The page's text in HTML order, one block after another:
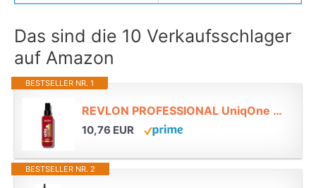
Das sind die 10 Verkaufsschlager
auf Amazon
BESTSELLER NR. 1
REVLON PROFESSIONAL UniqOne Hair Treatment Classic, 150 ml, Leave in Haarkur für bessere Kämmbarkeit & Glanz, Haarpflege ohne Ausspülen, Anti Frizz Spray mit Hitzeschutz, vegan*
10,76 EUR
BESTSELLER NR. 2